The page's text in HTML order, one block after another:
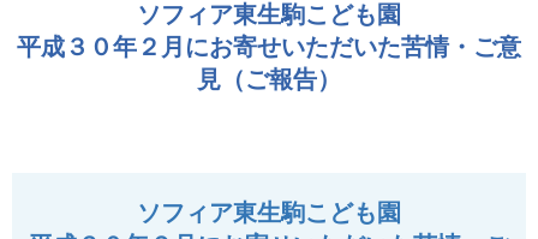
ソフィア東生駒こども園
平成３０年２月にお寄せいただいた苦情・ご意
見（ご報告）
ソフィア東生駒こども園